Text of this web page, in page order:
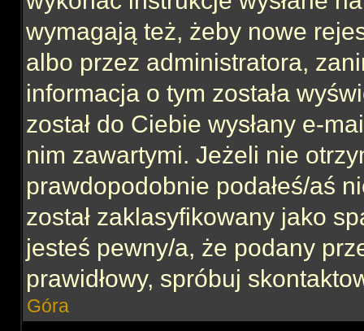
wymagają też, żeby nowe
albo przez administratora,
informacja o tym została
został do Ciebie wysłany e-
nim zawartymi. Jeżeli nie
prawdopodobnie podałeś/aś
został zaklasyfikowany jako
jesteś pewny/a, że podany
prawidłowy, spróbuj
Góra